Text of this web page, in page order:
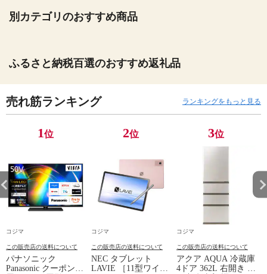
別カテゴリのおすすめ商品
ふるさと納税百選のおすすめ返礼品
売れ筋ランキング ランキングをもっと見る
1位
コジマ
この販売店の送料について
パナソニック
Panasonic クーポン利
2位
コジマ
この販売店の送料について
NEC タブレット
LAVIE ［11型ワイド
3位
コジマ
この販売店の送料について
アクア AQUA 冷蔵庫
4ドア 362L 右開き 真